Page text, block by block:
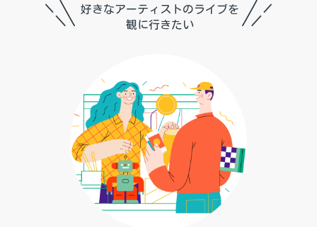
好きなアーティストのライブを
観に行きたい